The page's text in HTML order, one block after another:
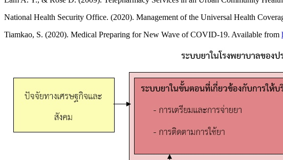
National Health Security Office. (2020). Management of the Universal Health
Tiamkao, S. (2020). Medical Preparing for New Wave of COVID-19. Available from